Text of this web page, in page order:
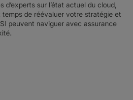
d’experts sur l’état actuel du cloud,
de réévaluer votre stratégie et
peuvent naviguer avec assurance